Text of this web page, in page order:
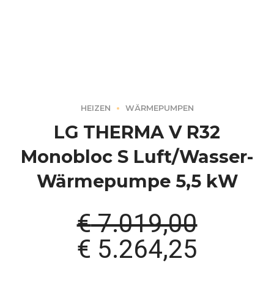
HEIZEN WÄRMEPUMPEN
LG THERMA V R32
Monobloc S Luft/Wasser-
Wärmepumpe 5,5 kW
€7.019,00
Ursprünglicher
€ 5.264,25